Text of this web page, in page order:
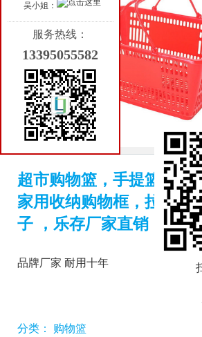
周边设备
品牌案例
新闻资讯
货架商城
超市购物篮，手提篮子，
家用收纳购物框，拉杆篮
子 ，乐存厂家直销
品牌厂家 耐用十年
分类： 购物篮
吴小姐：
服务热线：
13395055582